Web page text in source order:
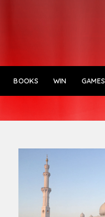
BOOKS WIN GAMES